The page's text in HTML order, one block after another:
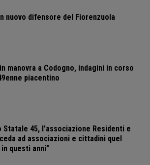
nuovo difensore del Fiorenzuola
manovra a Codogno, indagini in corso
piacentino
Statale 45, l’associazione Residenti e
ad associazioni e cittadini quel
questi anni”